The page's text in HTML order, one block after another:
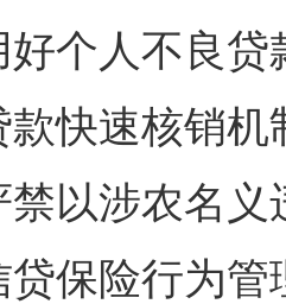
好个人不良
快速核销
以涉农名
贷保险行为